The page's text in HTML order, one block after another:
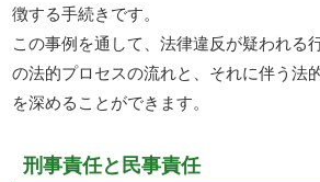
徴する手続きです。
この事例を通して、法律違反が疑われる
の法的プロセスの流れと、それに伴う法
を深めることができます。
刑事責任と民事責任